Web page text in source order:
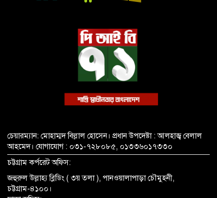
চেয়ারম্যান: মোহাম্মদ বিল্লাল হোসেন। প্রধান উপদেষ্টা : আলহাজ্ব বেলাল
আহমেদ। যোগাযোগ : ০৩১-৭২৮০৮৫, ০১৩৩৬০১৭৩৩০
চট্টগ্রাম কর্পরেট অফিস:
জহুরুল উল্লাহ্য ব্লিডিং ( ৩য় তলা ), পানওয়ালাপাড়া চৌমুহনী,
চট্টগ্রাম-৪১০০।